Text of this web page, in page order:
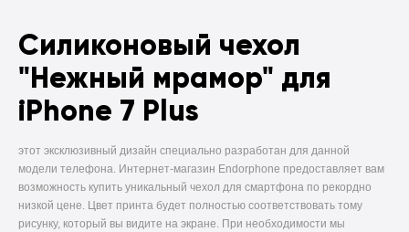
Силиконовый чехол
"Нежный мрамор" для
iPhone 7 Plus
этот эксклюзивный дизайн специально разработан для данной
модели телефона. Интернет-магазин Endorphone предоставляет вам
возможность купить уникальный чехол для смартфона по рекордно
низкой цене. Цвет принта будет полностью соответствовать тому
рисунку, который вы видите на экране. При необходимости мы